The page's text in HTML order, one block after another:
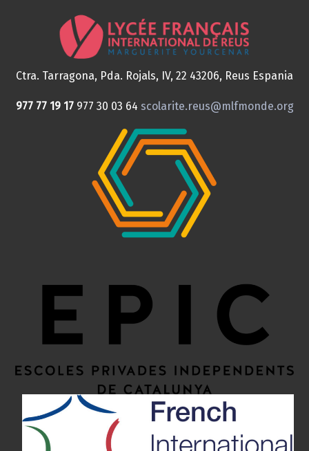
Ctra. Tarragona, Pda. Rojals, IV, 22 43206, Reus Espania
977 77 19 17 977 30 03 64 scolarite.reus@mlfmonde.org